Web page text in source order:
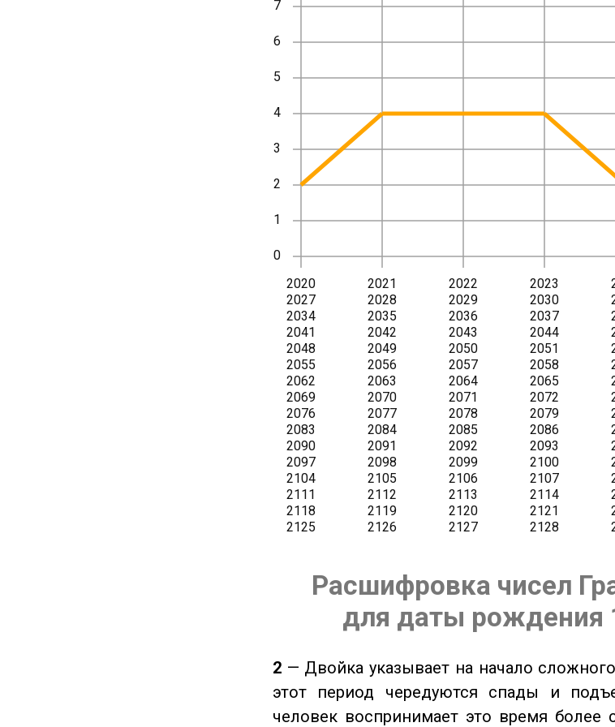
Расшифровка чисел
для даты рождения
2 — Двойка указывает на начало
этот период чередуются спады и
человек воспринимает это время более